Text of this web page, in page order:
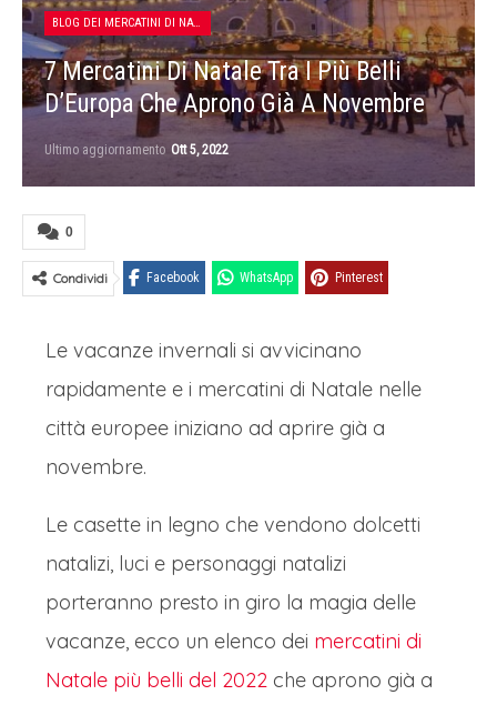
BLOG DEI MERCATINI DI NATALE
7 Mercatini Di Natale Tra I Più Belli
D’Europa Che Aprono Già A Novembre
Ultimo aggiornamento Ott 5, 2022
0
Condividi Facebook WhatsApp Pinterest
Le vacanze invernali si avvicinano
rapidamente e i mercatini di Natale nelle
città europee iniziano ad aprire già a
novembre.
Le casette in legno che vendono dolcetti
natalizi, luci e personaggi natalizi
porteranno presto in giro la magia delle
vacanze, ecco un elenco dei mercatini di
Natale più belli del 2022 che aprono già a